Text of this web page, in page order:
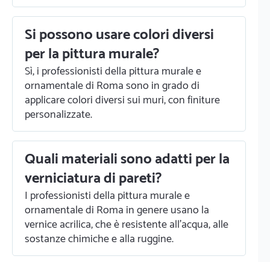
Si possono usare colori diversi
per la pittura murale?
Sì, i professionisti della pittura murale e
ornamentale di Roma sono in grado di
applicare colori diversi sui muri, con finiture
personalizzate.
Quali materiali sono adatti per la
verniciatura di pareti?
I professionisti della pittura murale e
ornamentale di Roma in genere usano la
vernice acrilica, che è resistente all'acqua, alle
sostanze chimiche e alla ruggine.